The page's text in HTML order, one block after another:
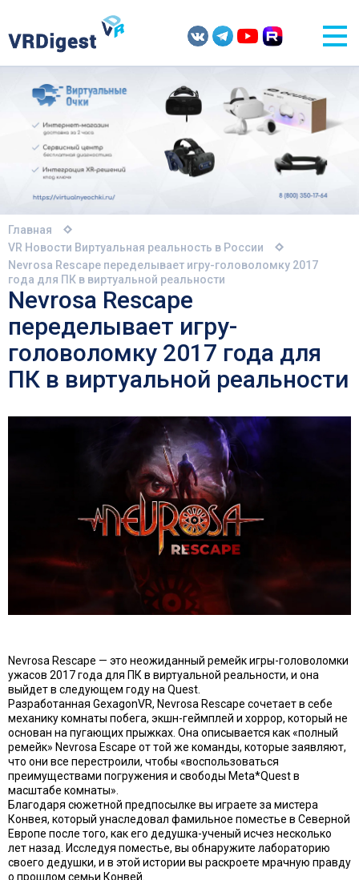
Главная
VR Новости Виртуальная реальность в России
Nevrosa Rescape переделывает игру-головоломку 2017
года для ПК в виртуальной реальности
Nevrosa Rescape
переделывает игру-
головоломку 2017 года для
ПК в виртуальной реальности
Nevrosa Rescape — это неожиданный ремейк игры-головоломки
ужасов 2017 года для ПК в виртуальной реальности, и она
выйдет в следующем году на Quest.
Разработанная GexagonVR, Nevrosa Rescape сочетает в себе
механику комнаты побега, экшн-геймплей и хоррор, который не
основан на пугающих прыжках. Она описывается как «полный
ремейк» Nevrosa Escape от той же команды, которые заявляют,
что они все перестроили, чтобы «воспользоваться
преимуществами погружения и свободы Meta*Quest в
масштабе комнаты».
Благодаря сюжетной предпосылке вы играете за мистера
Конвея, который унаследовал фамильное поместье в Северной
Европе после того, как его дедушка-ученый исчез несколько
лет назад. Исследуя поместье, вы обнаружите лабораторию
своего дедушки, и в этой истории вы раскроете мрачную правду
о прошлом семьи Конвей.